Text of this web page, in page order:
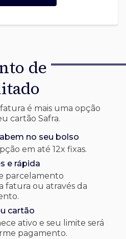
de
é mais uma opção
cartão Safra.
no seu bolso
em até 12x fixas.
e rápida
parcelamento
fatura ou através da
cartão
ativo e seu limite será
pagamento.